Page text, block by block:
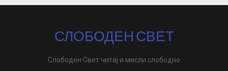
СЛОБОДЕН СВЕТ
Слободен Свет читај и мисли слободно